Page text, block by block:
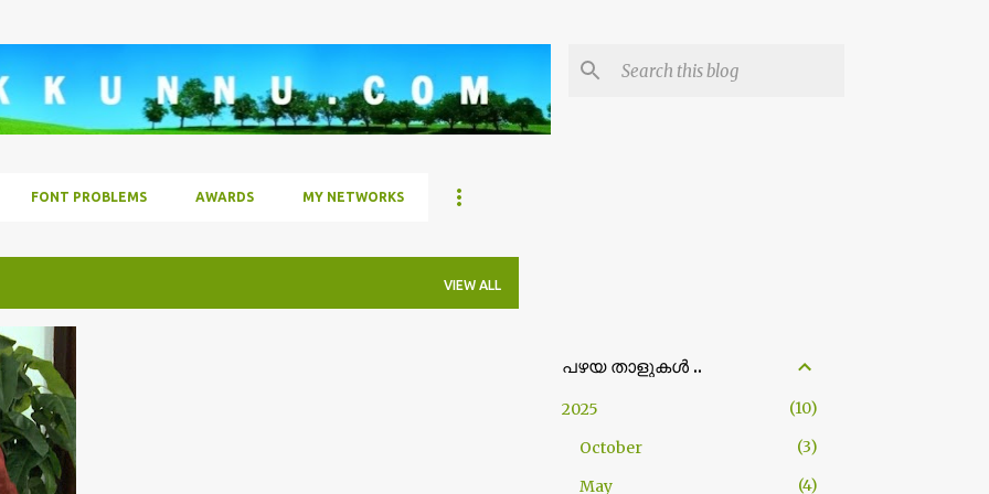
FONT PROBLEMS AWARDS MY NETWORKS
VIEW ALL
പഴയ താളുകള്‍ ..
2025
10
October
3
May
4